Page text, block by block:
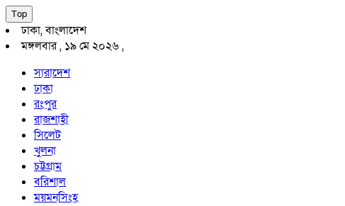
Top
ঢাকা, বাংলাদেশ
মঙ্গলবার , ১৯ মে ২০২৬ ,
সারাদেশ
ঢাকা
রংপুর
রাজশাহী
সিলেট
খুলনা
চট্টগ্রাম
বরিশাল
ময়মনসিংহ